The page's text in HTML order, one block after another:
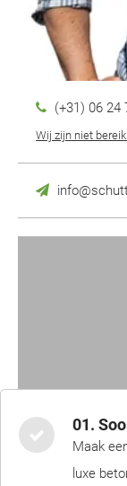
(+31) 06 24
Wij zijn niet
01.
Maak
luxe